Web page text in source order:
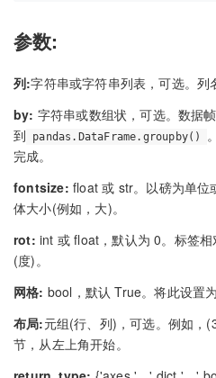
参数:
列:字符串或字符串列表，可选。列
by: 字符串或数组状，可选。数据
到
pandas.DataFrame.groupby()
完成。
fontsize: float 或 str。以磅为单位
体大小(例如，大)。
rot: int 或 float，默认为 0。标签
(度)。
网格: bool，默认 True。将此设置为
布局:元组(行、列)，可选。例如，
节，从左上角开始。